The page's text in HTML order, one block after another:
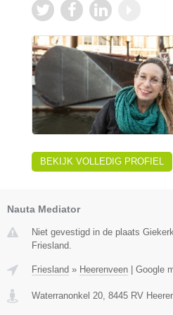
BEKIJK VOLLEDIG PROFIEL
Nauta Mediator
Niet gevestigd in de plaats
Friesland.
Friesland » Heerenveen Google
Waterranonkel 20 8445 RV